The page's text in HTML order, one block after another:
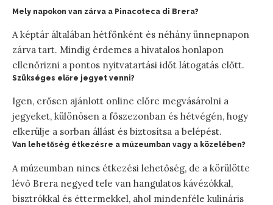
Mely napokon van zárva a Pinacoteca di Brera?
A képtár általában hétfőnként és néhány ünnepnapon
zárva tart. Mindig érdemes a hivatalos honlapon
ellenőrizni a pontos nyitvatartási időt látogatás előtt.
Szükséges előre jegyet venni?
Igen, erősen ajánlott online előre megvásárolni a
jegyeket, különösen a főszezonban és hétvégén, hogy
elkerülje a sorban állást és biztosítsa a belépést.
Van lehetőség étkezésre a múzeumban vagy a közelében?
A múzeumban nincs étkezési lehetőség, de a körülötte
lévő Brera negyed tele van hangulatos kávézókkal,
bisztrókkal és éttermekkel, ahol mindenféle kulináris